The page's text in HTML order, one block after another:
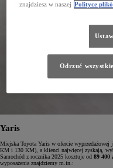
Yaris
Miejska Toyota Yaris w ofercie
KM i 130 KM), a klienci najwięcej zyskają,
Samochód z rocznika 2025 kosztuje od 89 400
wyposażenia znajdziemy m.in.:
znajdziesz w naszej Polityce
Odrzuć wszystkie